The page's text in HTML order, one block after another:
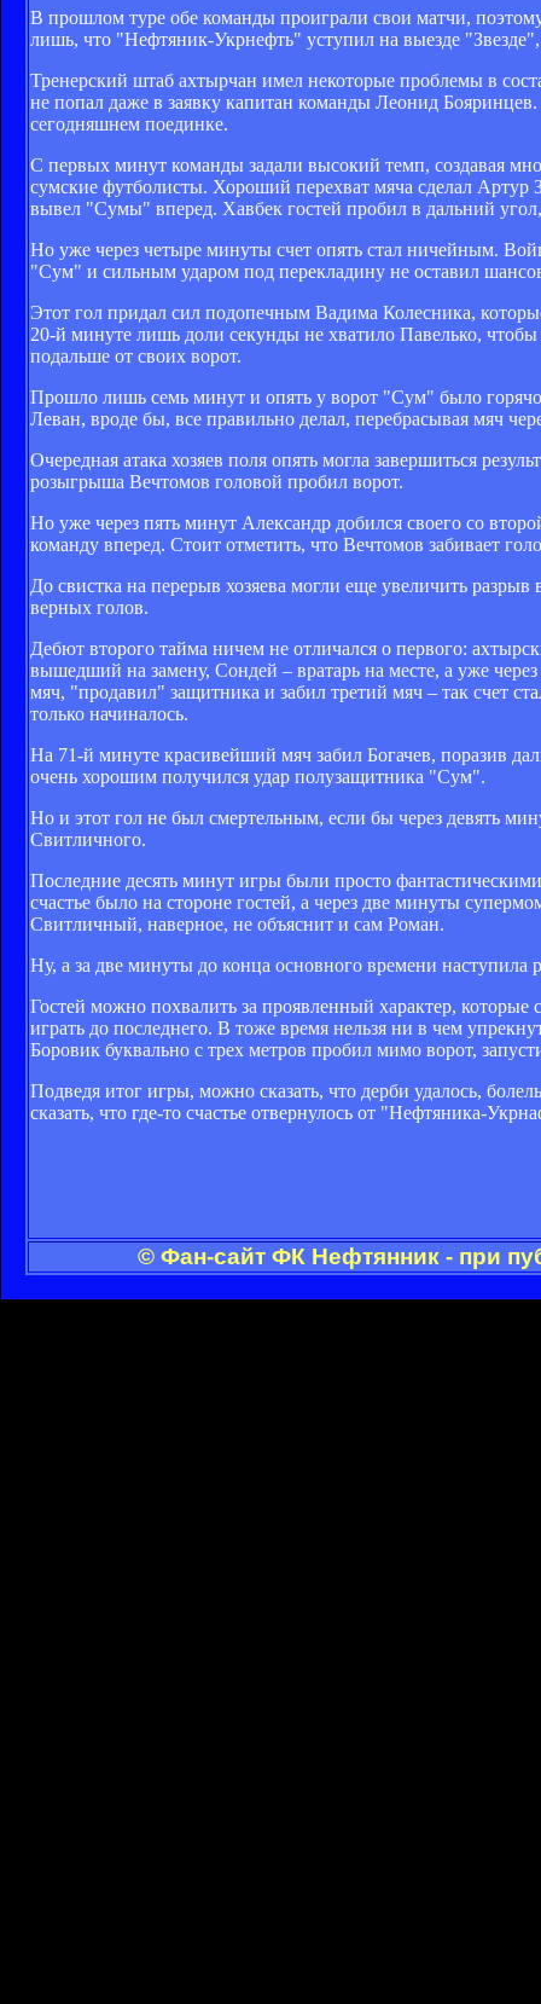
В прошлом туре обе команды проиграли свои матчи,
лишь, что "Нефтяник-Укрнефть" уступил на выезде
Тренерский штаб ахтырчан имел некоторые проблемы в
не попал даже в заявку капитан команды Леонид
сегодняшнем поединке.
С первых минут команды задали высокий темп, создавая
сумские футболисты. Хороший перехват мяча сделал
вывел "Сумы" вперед. Хавбек гостей пробил в дальний
Но уже через четыре минуты счет опять стал ничейным.
"Сум" и сильным ударом под перекладину не оставил
Этот гол придал сил подопечным Вадима Колесника,
20-й минуте лишь доли секунды не хватило Павелько,
подальше от своих ворот.
Прошло лишь семь минут и опять у ворот "Сум" было
Леван, вроде бы, все правильно делал, перебрасывая мяч
Очередная атака хозяев поля опять могла завершиться
розыгрыша Вечтомов головой пробил ворот.
Но уже через пять минут Александр добился своего со
команду вперед. Стоит отметить, что Вечтомов забивает
До свистка на перерыв хозяева могли еще увеличить
верных голов.
Дебют второго тайма ничем не отличался о первого:
вышедший на замену, Сондей – вратарь на месте, а уже
мяч, "продавил" защитника и забил третий мяч – так счет
только начиналось.
На 71-й минуте красивейший мяч забил Богачев, поразив
очень хорошим получился удар полузащитника "Сум".
Но и этот гол не был смертельным, если бы через девять
Свитличного.
Последние десять минут игры были просто
счастье было на стороне гостей, а через две минуты
Свитличный, наверное, не объяснит и сам Роман.
Ну, а за две минуты до конца основного времени наступила
Гостей можно похвалить за проявленный характер,
играть до последнего. В тоже время нельзя ни в чем
Боровик буквально с трех метров пробил мимо ворот,
Подведя итог игры, можно сказать, что дерби удалось,
сказать, что где-то счастье отвернулось от "Нефтяника-
© Фан-сайт ФК Нефтянник - при